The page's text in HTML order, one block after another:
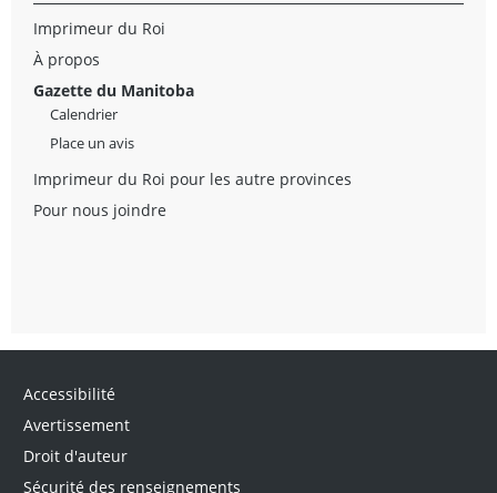
Imprimeur du Roi
À propos
Gazette du Manitoba
Calendrier
Place un avis
Imprimeur du Roi pour les autre provinces
Pour nous joindre
Accessibilité
Avertissement
Droit d'auteur
Sécurité des renseignements